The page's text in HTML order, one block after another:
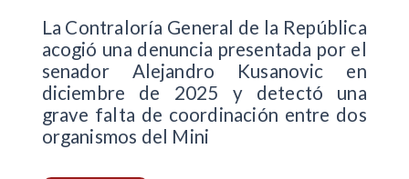
La Contraloría General de la República
acogió una denuncia presentada por el
senador Alejandro Kusanovic en
diciembre de 2025 y detectó una
grave falta de coordinación entre dos
organismos del Mini